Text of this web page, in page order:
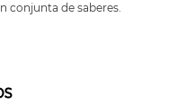
conjunta de saberes.